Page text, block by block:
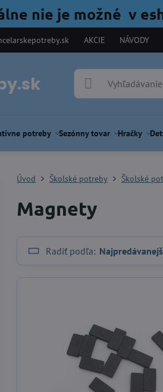
nie je možné v
AKCIE NÁVODY
potreby Sezónny tovar Hračky
Úvod Školské potreby Školské
Magnety
Radiť podľa: